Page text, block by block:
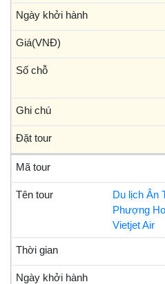
Du lịch Ân
Phượng
Vietjet Air